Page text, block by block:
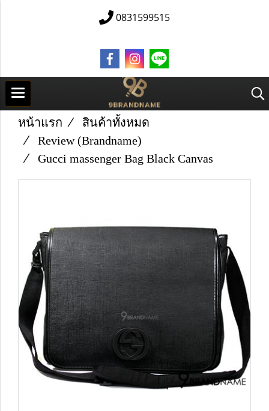
0831599515
หน้าแรก
สินค้าทั้งหมด
Review (Brandname)
Gucci massenger Bag Black Canvas